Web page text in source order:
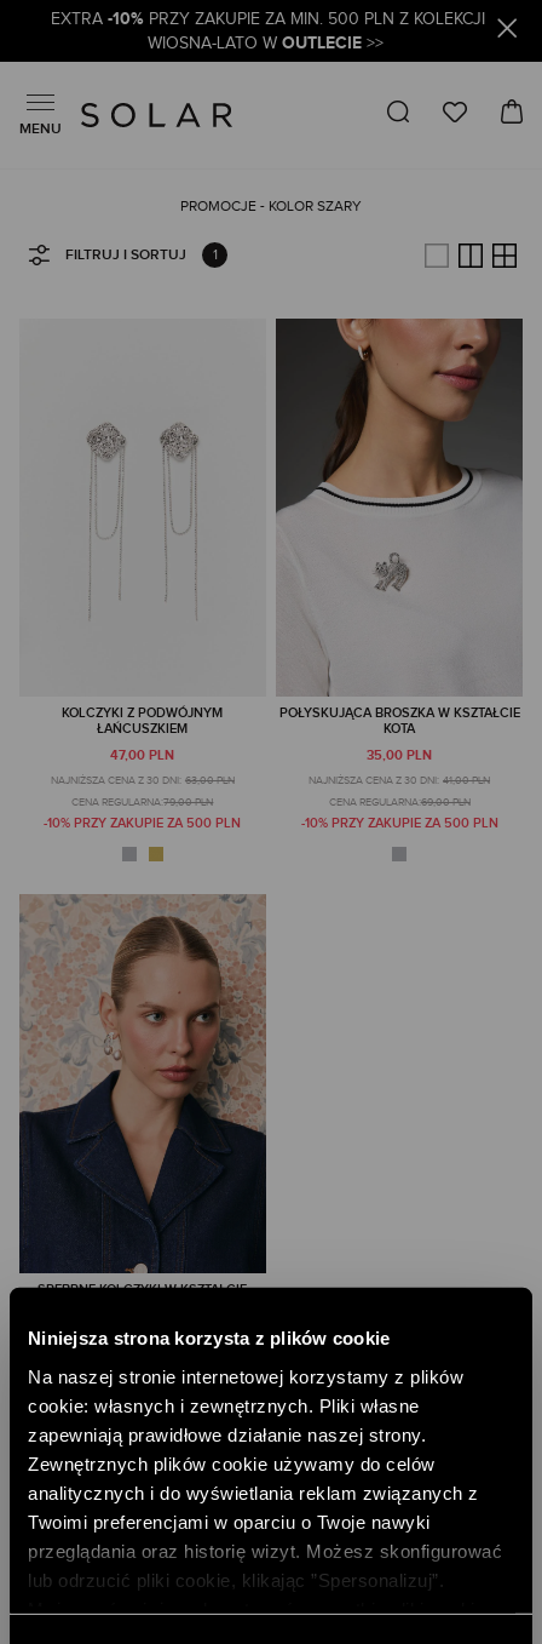
Niniejsza strona korzysta z plików cookie
Na naszej stronie internetowej korzystamy z plików
cookie: własnych i zewnętrznych. Pliki własne
zapewniają prawidłowe działanie naszej strony.
Zewnętrznych plików cookie używamy do celów
analitycznych i do wyświetlania reklam związanych z
Twoimi preferencjami w oparciu o Twoje nawyki
przeglądania oraz historię wizyt. Możesz skonfigurować
lub odrzucić pliki cookie, klikając ”Spersonalizuj”.
EXTRA -10% PRZY ZAKUPIE ZA MIN. 500 PLN Z KOLEKCJI
WIOSNA-LATO W OUTLECIE>>
MENU
PROMOCJE - KOLOR SZARY
FILTRUJ I SORTUJ 1
KOLCZYKI Z PODWÓJNYM
ŁAŃCUSZKIEM
47,00 PLN
NAJNIŻSZA CENA Z 30 DNI: 63,00 PLN
CENA REGULARNA:79,00 PLN
-10% PRZY ZAKUPIE ZA 500 PLN
POŁYSKUJĄCA BROSZKA W KSZTAŁCIE
KOTA
35,00 PLN
NAJNIŻSZA CENA Z 30 DNI: 41,00 PLN
CENA REGULARNA:69,00 PLN
-10% PRZY ZAKUPIE ZA 500 PLN
SREBRNE KOLCZYKI W KSZTAŁCIE
41,00 PLN
CENA REGULARNA: 69,00 PLN
-10% PRZY ZAKUPIE ZA 500 PLN